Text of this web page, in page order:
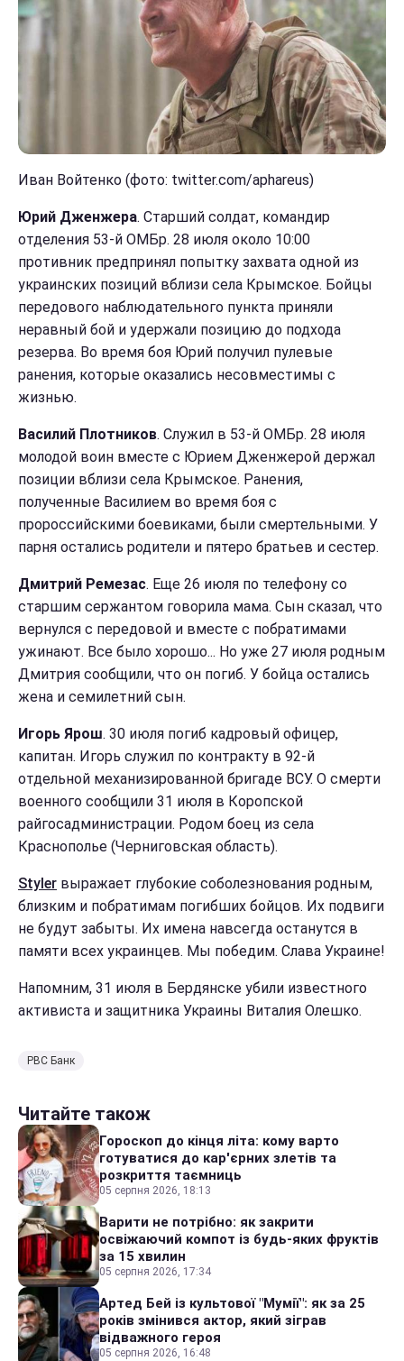
Иван Войтенко (фото: twitter.com/aphareus)
Юрий Дженжера. Старший солдат, командир
отделения 53-й ОМБр. 28 июля около 10:00
противник предпринял попытку захвата одной из
украинских позиций вблизи села Крымское. Бойцы
передового наблюдательного пункта приняли
неравный бой и удержали позицию до подхода
резерва. Во время боя Юрий получил пулевые
ранения, которые оказались несовместимы с
жизнью.
Василий Плотников. Служил в 53-й ОМБр. 28 июля
молодой воин вместе с Юрием Дженжерой держал
позиции вблизи села Крымское. Ранения,
полученные Василием во время боя с
пророссийскими боевиками, были смертельными. У
парня остались родители и пятеро братьев и сестер.
Дмитрий Ремезас. Еще 26 июля по телефону со
старшим сержантом говорила мама. Сын сказал, что
вернулся с передовой и вместе с побратимами
ужинают. Все было хорошо... Но уже 27 июля родным
Дмитрия сообщили, что он погиб. У бойца остались
жена и семилетний сын.
Игорь Ярош. 30 июля погиб кадровый офицер,
капитан. Игорь служил по контракту в 92-й
отдельной механизированной бригаде ВСУ. О смерти
военного сообщили 31 июля в Коропской
райгосадминистрации. Родом боец из села
Краснополье (Черниговская область).
Styler выражает глубокие соболезнования родным,
близким и побратимам погибших бойцов. Их подвиги
не будут забыты. Их имена навсегда останутся в
памяти всех украинцев. Мы победим. Слава Украине!
Напомним, 31 июля в Бердянске убили известного
активиста и защитника Украины Виталия Олешко.
РВС Банк
Читайте також
Гороскоп до кінця літа: кому варто
готуватися до кар'єрних злетів та
розкриття таємниць
05 серпня 2026, 18:13
Варити не потрібно: як закрити
освіжаючий компот із будь-яких фруктів
за 15 хвилин
05 серпня 2026, 17:34
Артед Бей із культової "Мумії": як за 25
років змінився актор, який зіграв
відважного героя
05 серпня 2026, 16:48